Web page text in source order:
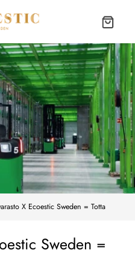
X Ecoestic Sweden = Totta
Sweden =